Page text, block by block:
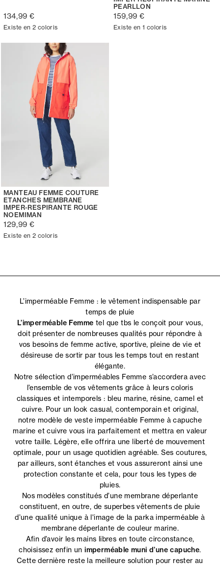
134,99 €
Existe en 2 coloris
PEARLLON
159,99 €
Existe en 1 coloris
MANTEAU FEMME COUTURE
ETANCHES MEMBRANE
IMPER-RESPIRANTE ROUGE
NOEMIMAN
129,99 €
Existe en 2 coloris
L’imperméable Femme : le vêtement indispensable par
temps de pluie
L’imperméable Femme tel que tbs le conçoit pour vous,
doit présenter de nombreuses qualités pour répondre à
vos besoins de femme active, sportive, pleine de vie et
désireuse de sortir par tous les temps tout en restant
élégante.
Notre sélection d’imperméables Femme s’accordera avec
l’ensemble de vos vêtements grâce à leurs coloris
classiques et intemporels : bleu marine, résine, camel et
cuivre. Pour un look casual, contemporain et original,
notre modèle de veste imperméable Femme à capuche
marine et cuivre vous ira parfaitement et mettra en valeur
votre taille. Légère, elle offrira une liberté de mouvement
optimale, pour un usage quotidien agréable. Ses coutures,
par ailleurs, sont étanches et vous assureront ainsi une
protection constante et cela, pour tous les types de
pluies.
Nos modèles constitués d’une membrane déperlante
constituent, en outre, de superbes vêtements de pluie
d’une qualité unique à l'image de la parka imperméable à
membrane déperlante de couleur marine.
Afin d’avoir les mains libres en toute circonstance,
choisissez enfin unimperméable muni d’une capuche.
Cette dernière reste la meilleure solution pour rester au